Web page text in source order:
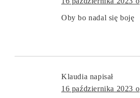
Oby bo nadal się boję
Klaudia napisał
16 października 2023 o